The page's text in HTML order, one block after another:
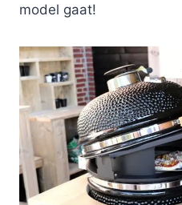
model gaat!